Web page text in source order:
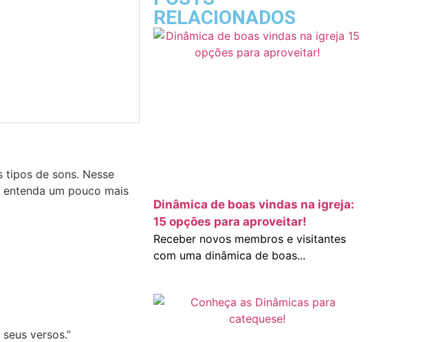
tipos de sons. Nesse
um pouco mais
versos.”
RELACIONADOS
Dinâmica de boas vindas na igreja:
15 opções para aproveitar!
Receber novos membros e visitantes
com uma dinâmica de boas...